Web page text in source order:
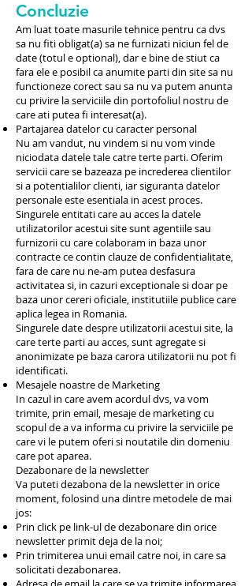
Concluzie
Am luat toate masurile tehnice pentru ca dvs
sa nu fiti obligat(a) sa ne furnizati niciun fel de
date (totul e optional), dar e bine de stiut ca
fara ele e posibil ca anumite parti din site sa nu
functioneze corect sau sa nu va putem anunta
cu privire la serviciile din portofoliul nostru de
care ati putea fi interesat(a).
Partajarea datelor cu caracter personal
Nu am vandut, nu vindem si nu vom vinde
niciodata datele tale catre terte parti. Oferim
servicii care se bazeaza pe increderea clientilor
si a potentialilor clienti, iar siguranta datelor
personale este esentiala in acest proces.
Singurele entitati care au acces la datele
utilizatorilor acestui site sunt agentiile sau
furnizorii cu care colaboram in baza unor
contracte ce contin clauze de confidentialitate,
fara de care nu ne-am putea desfasura
activitatea si, in cazuri exceptionale si doar pe
baza unor cereri oficiale, institutiile publice care
aplica legea in Romania.
Singurele date despre utilizatorii acestui site, la
care terte parti au acces, sunt agregate si
anonimizate pe baza carora utilizatorii nu pot fi
identificati.
Mesajele noastre de Marketing
In cazul in care avem acordul dvs, va vom
trimite, prin email, mesaje de marketing cu
scopul de a va informa cu privire la serviciile pe
care vi le putem oferi si noutatile din domeniu
care pot aparea.
Dezabonare de la newsletter
Va puteti dezabona de la newsletter in orice
moment, folosind una dintre metodele de mai
jos:
Prin click pe link-ul de dezabonare din orice
newsletter primit deja de la noi;
Prin trimiterea unui email catre noi, in care sa
solicitati dezabonarea.